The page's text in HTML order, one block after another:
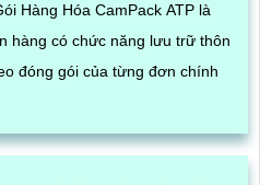
Hàng Hóa CamPack ATP là
hàng có chức năng lưu trữ thôn
đóng gói của từng đơn chính